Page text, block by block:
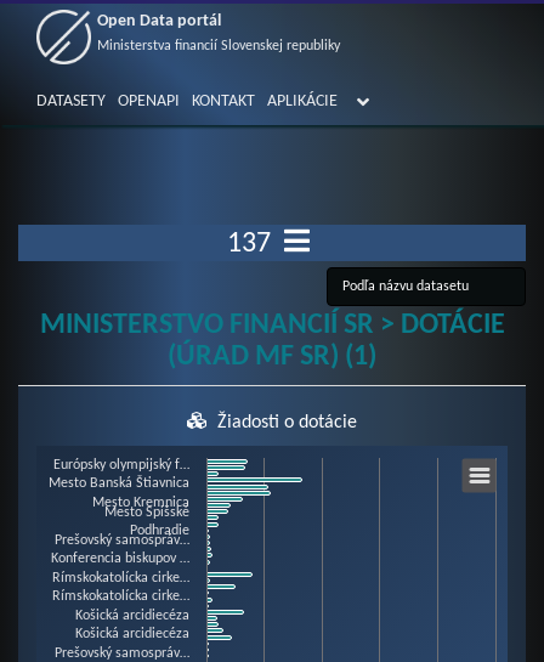
Open Data portál
Ministerstva financií Slovenskej republiky
DATASETY OPENAPI KONTAKT APLIKÁCIE
137
MINISTERSTVO FINANCIÍ SR > DOTÁCIE
(ÚRAD MF SR) (1)
Žiadosti o dotácie
Chart
Bar chart with 59 bars.
View as data table, Chart
The chart has 1 X axis displaying categories.
The chart has 1 Y axis displaying Výška schválenej sumy. Data ranges
Európsky olympijský f…
Mesto Kremnica
Prešovský samospráv…
Rímskokatolícka cirke…
Košická arcidiecéza
Prešovský samospráv…
Mesto Banská Štiavnica
Mesto Spišské
Podhradie
Konferencia biskupov …
Rímskokatolícka cirke…
Košická arcidiecéza